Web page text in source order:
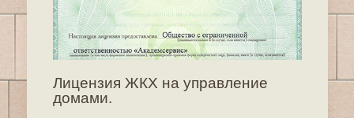
Лицензия ЖКХ на управление
домами.